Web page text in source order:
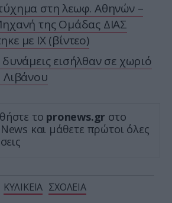
στη λεωφ. Αθηνών –
της Ομάδας ΔΙΑΣ
με ΙΧ (βίντεο)
δυνάμεις εισήλθαν σε χωριό
Λιβάνου
το pronews.gr στο
και μάθετε πρώτοι όλες
ΚΥΛΙΚΕΙΑ ΣΧΟΛΕΙΑ